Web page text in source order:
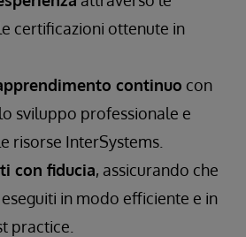
certificazioni ottenute in
continuo con
sviluppo professionale e
risorse InterSystems.
con fiducia, assicurando che
in modo efficiente e in
practice.